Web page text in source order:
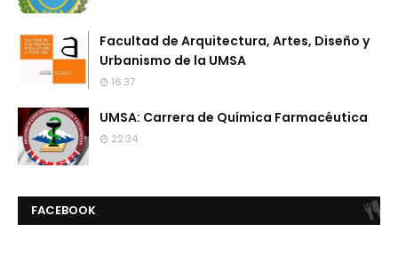
Facultad de Arquitectura, Artes, Diseño y
Urbanismo de la UMSA
16:37
UMSA: Carrera de Química Farmacéutica
22:34
FACEBOOK